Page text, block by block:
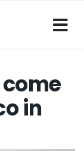
in